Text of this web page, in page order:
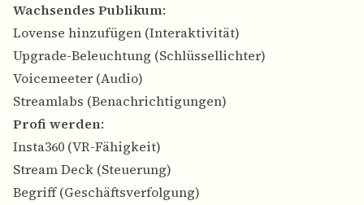
Wachsendes Publikum:
Lovense hinzufügen (Interaktivität)
Upgrade-Beleuchtung (Schlüssellichter)
Voicemeeter (Audio)
Streamlabs (Benachrichtigungen)
Profi werden:
Insta360 (VR-Fähigkeit)
Stream Deck (Steuerung)
Begriff (Geschäftsverfolgung)